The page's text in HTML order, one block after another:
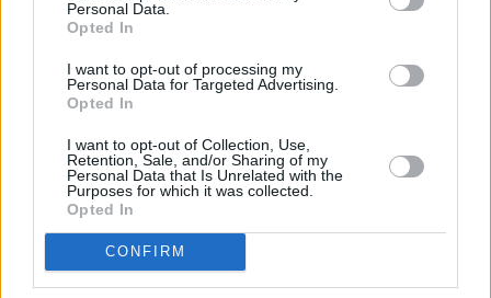
Personal Data.
Opted In
I want to opt-out of processing my
Personal Data for Targeted Advertising.
Opted In
I want to opt-out of Collection, Use,
Retention, Sale, and/or Sharing of my
Personal Data that Is Unrelated with the
Purposes for which it was collected.
Opted In
CONFIRM
Podróże